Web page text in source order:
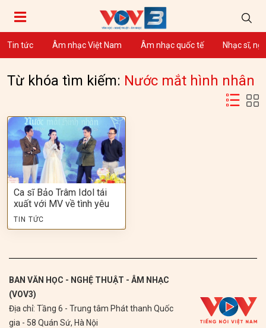
Tin tức Âm nhạc Việt Nam Âm nhạc quốc tế Nhạc sĩ,
Từ khóa tìm kiếm: Nước mắt hình nhân
Ca sĩ Bảo Trâm Idol tái
xuất với MV về tình yêu
TIN TỨC
BAN VĂN HỌC - NGHỆ THUẬT - ÂM NHẠC
(VOV3)
Địa chỉ: Tầng 6 - Trung tâm Phát thanh Quốc
gia - 58 Quán Sứ, Hà Nội